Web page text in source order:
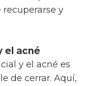
y
el acné
y el acné es
de cerrar. Aquí,